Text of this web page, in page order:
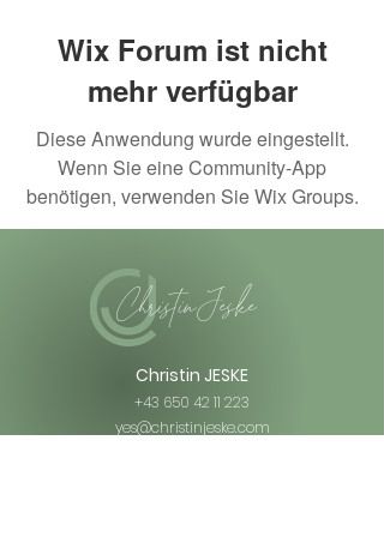
Wix Forum ist nicht
mehr verfügbar
Diese Anwendung wurde eingestellt.
Wenn Sie eine Community-App
benötigen, verwenden Sie Wix Groups.
Christin Jeske
Christin JESKE
+43 650 42 11 223
yes@christinjeske.com